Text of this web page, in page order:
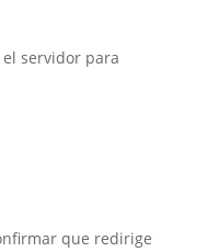
servidor para
que redirige